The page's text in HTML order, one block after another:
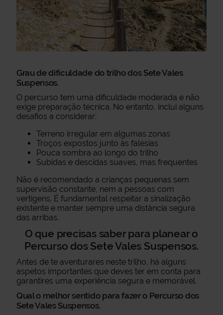
Grau de dificuldade do trilho dos Sete Vales
Suspensos.
O percurso tem uma dificuldade moderada e não
exige preparação técnica. No entanto, inclui alguns
desafios a considerar:
Terreno irregular em algumas zonas
Troços expostos junto às falésias
Pouca sombra ao longo do trilho
Subidas e descidas suaves, mas frequentes
Não é recomendado a crianças pequenas sem
supervisão constante, nem a pessoas com
vertigens. É fundamental respeitar a sinalização
existente e manter sempre uma distância segura
das arribas.
O que precisas saber para planear o
Percurso dos Sete Vales Suspensos.
Antes de te aventurares neste trilho, há alguns
aspetos importantes que deves ter em conta para
garantires uma experiência segura e memorável.
Qual o melhor sentido para fazer o Percurso dos
Sete Vales Suspensos.